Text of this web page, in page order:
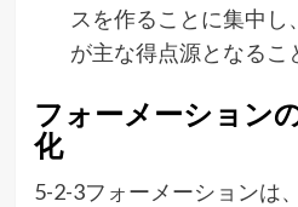
スを作ることに集中
が主な得点源となるこ
フォーメーション
化
5-2-3フォーメーションは